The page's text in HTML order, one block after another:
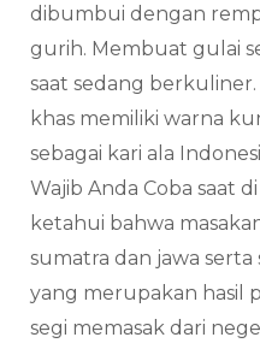
dibumbui dengan
gurih. Membuat gulai
saat sedang
khas memiliki warna
sebagai kari ala
Wajib Anda Coba saat
ketahui bahwa
sumatra dan jawa
yang merupakan hasil
segi memasak dari